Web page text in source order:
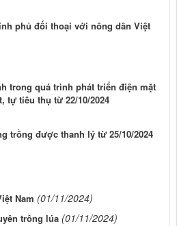
phủ đối thoại với nông dân Việt
trong quá trình phát triển điện mặt
tự tiêu thụ từ 22/10/2024
trồng được thanh lý từ 25/10/2024
Nam (01/11/2024)
trồng lúa (01/11/2024)